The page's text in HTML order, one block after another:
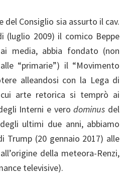
del Consiglio sia assurto il cav.
(luglio 2009) il comico Beppe
media, abbia fondato (non
“primarie”) il “Movimento
alleandosi con la Lega di
cui arte retorica si temprò ai
Interni e verodominus del
ultimi due anni, abbiamo
Trump (20 gennaio 2017) alle
della meteora-Renzi,
televisive).